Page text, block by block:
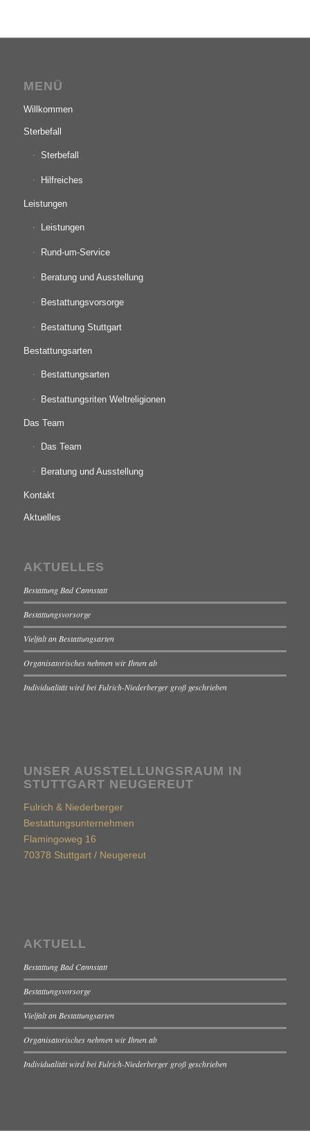
MENÜ
Willkommen
Sterbefall
Sterbefall
Hilfreiches
Leistungen
Leistungen
Rund-um-Service
Beratung und Ausstellung
Bestattungsvorsorge
Bestattung Stuttgart
Bestattungsarten
Bestattungsarten
Bestattungsriten Weltreligionen
Das Team
Das Team
Beratung und Ausstellung
Kontakt
Aktuelles
AKTUELLES
Bestattung Bad Cannstatt
Bestattungsvorsorge
Vielfalt an Bestattungsarten
Organisatorisches nehmen wir Ihnen ab
Individualität wird bei Fulrich-Niederberger groß geschrieben
UNSER AUSSTELLUNGSRAUM IN
STUTTGART NEUGEREUT
Fulrich & Niederberger
Bestattungsunternehmen
Flamingoweg 16
70378 Stuttgart / Neugereut
AKTUELL
Bestattung Bad Cannstatt
Bestattungsvorsorge
Vielfalt an Bestattungsarten
Organisatorisches nehmen wir Ihnen ab
Individualität wird bei Fulrich-Niederberger groß geschrieben